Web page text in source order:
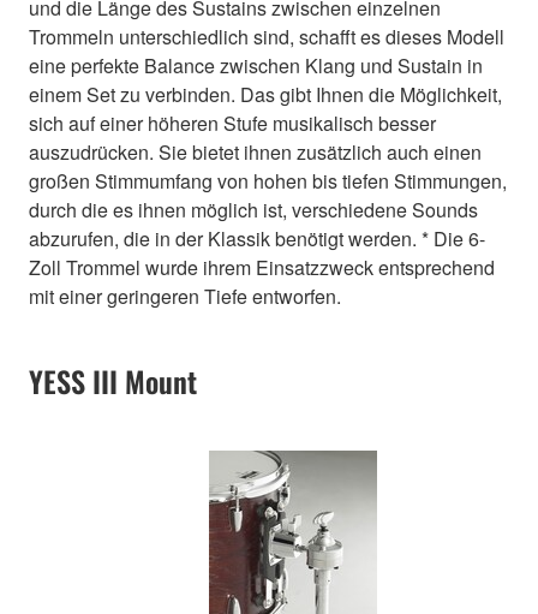
und die Länge des Sustains zwischen einzelnen
Trommeln unterschiedlich sind, schafft es dieses Modell
eine perfekte Balance zwischen Klang und Sustain in
einem Set zu verbinden. Das gibt Ihnen die Möglichkeit,
sich auf einer höheren Stufe musikalisch besser
auszudrücken. Sie bietet ihnen zusätzlich auch einen
großen Stimmumfang von hohen bis tiefen Stimmungen,
durch die es ihnen möglich ist, verschiedene Sounds
abzurufen, die in der Klassik benötigt werden. * Die 6-
Zoll Trommel wurde ihrem Einsatzzweck entsprechend
mit einer geringeren Tiefe entworfen.
YESS III Mount